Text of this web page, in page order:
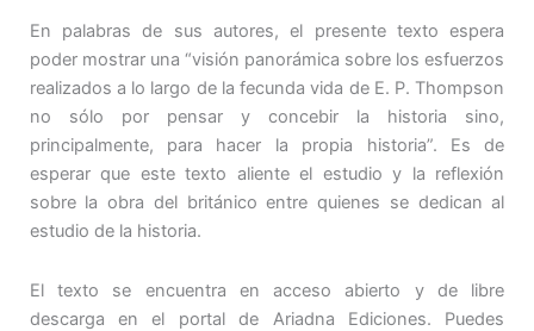
En palabras de sus autores, el presente texto espera
poder mostrar una “visión panorámica sobre los esfuerzos
realizados a lo largo de la fecunda vida de E. P. Thompson
no sólo por pensar y concebir la historia sino,
principalmente, para hacer la propia historia”. Es de
esperar que este texto aliente el estudio y la reflexión
sobre la obra del británico entre quienes se dedican al
estudio de la historia.
El texto se encuentra en acceso abierto y de libre
descarga en el portal de Ariadna Ediciones. Puedes